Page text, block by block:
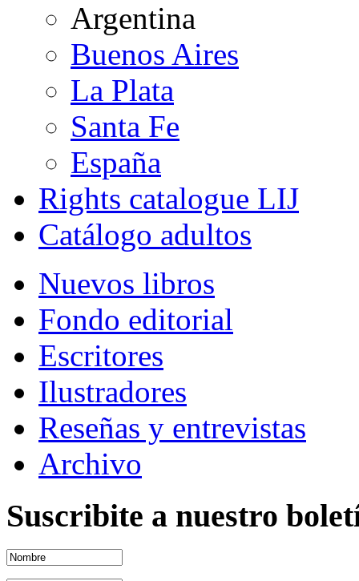
Argentina
Buenos Aires
La Plata
Santa Fe
España
Rights catalogue LIJ
Catálogo adultos
Nuevos libros
Fondo editorial
Escritores
Ilustradores
Reseñas y entrevistas
Archivo
Suscribite a nuestro